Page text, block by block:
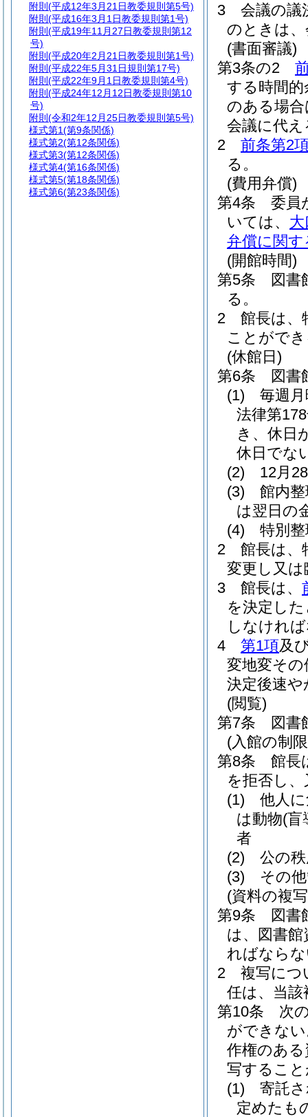
3
会議の議
のときは
(書面審議)
第3条の2
する時間
のある場
会議に代
2
前条第2
る。
(費用弁償)
第4条
委員
いては、
弁償に関す
(開館時間)
第5条
図書
る。
2
館長は、
ことがで
(休館日)
第6条
図書
(1)
毎週
法律第
き、休日
休日でな
(2)
12月
(3)
館内
は翌日の
(4)
特別
2
館長は、
変更し又
3
館長は、
を決定し
しなけれ
4
第1項及
変地変そ
決定後速
(閲覧)
第7条
図書
(入館の制
第8条
館長
を拒否し
(1)
他人
は動物(盲
者
(2)
公の
(3)
その
(資料の複
第9条
図書
は、図書館
ればなら
2
複写につ
任は、当
第10条
次
ができな
作権のあ
写するこ
(1)
寄託
定めたも
附則 (平成12年3月21日教委規則第5号)
附則 (平成16年3月1日教委規則第1号)
附則 (平成19年11月27日教委規則第12
号)
附則 (平成20年2月21日教委規則第1号)
附則 (平成22年5月31日規則第17号)
附則 (平成22年9月1日教委規則第4号)
附則 (平成24年12月12日教委規則第10
号)
附則 (令和2年12月25日教委規則第5号)
様式第1(第9条関係)
様式第2(第12条関係)
様式第3(第12条関係)
様式第4(第16条関係)
様式第5(第18条関係)
様式第6(第23条関係)